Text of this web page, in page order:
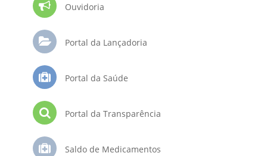
Ouvidoria
Portal da Lançadoria
Portal da Saúde
Portal da Transparência
Saldo de Medicamentos